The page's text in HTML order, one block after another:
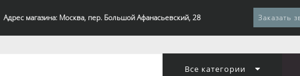
Адрес магазина: Москва, пер. Большой Афанасьевский, 28 Заказать
Все категории